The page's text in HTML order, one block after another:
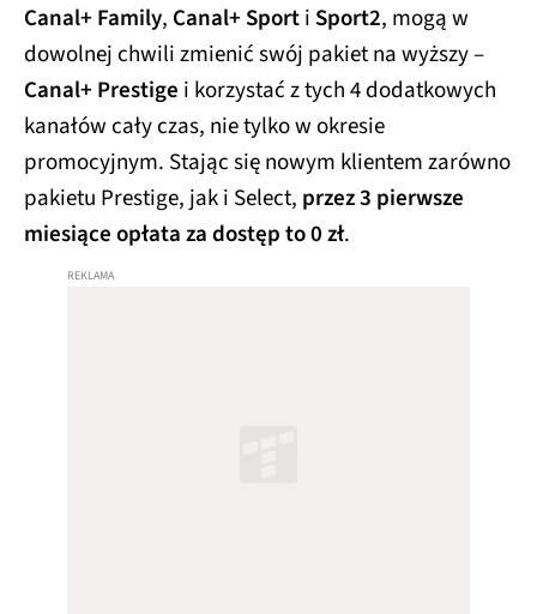
Canal+ Family, Canal+ Sporti Sport2, mogą w
dowolnej chwili zmienić swój pakiet na wyższy –
Canal+ Prestige i korzystać z tych 4 dodatkowych
kanałów cały czas, nie tylko w okresie
promocyjnym. Stając się nowym klientem zarówno
pakietu Prestige, jak i Select, przez 3 pierwsze
miesiące opłata za dostęp to 0 zł.